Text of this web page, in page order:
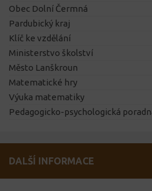
Obec Dolní Čermná
Pardubický kraj
Klíč ke vzdělání
Ministerstvo školství
Město Lanškroun
Matematické hry
Výuka matematiky
Pedagogicko-psychologická
DALŠÍ INFORMACE